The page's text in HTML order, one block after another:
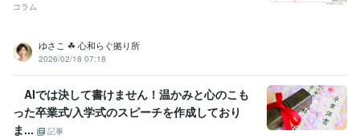
コラム
ゆさこ ☘ 心和らぐ拠り所
2026/02/18 07:18
AIでは決して書けません！温かみと心のこも
った卒業式/入学式のスピーチを作成しており
ま...
記事